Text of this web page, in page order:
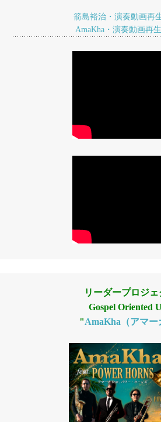
ン
箭島裕治・演奏動画再
AmaKha・演奏動画再
リーダープロジェ
Gospel Oriented
"AmaKha（アマー